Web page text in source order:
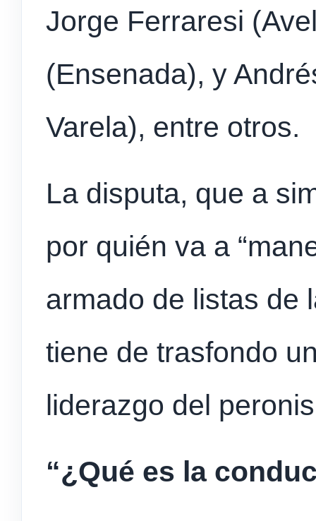
Jorge Ferraresi
(Ensenada), y
Varela), entre otros.
La disputa, que a
por quién va a
armado de listas de
tiene de trasfondo
liderazgo del
“¿Qué es la